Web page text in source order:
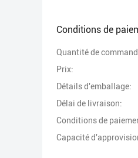
Conditions de
Quantité de
Prix:
Détails d'emballage:
Délai de livraison:
Conditions de
Capacité